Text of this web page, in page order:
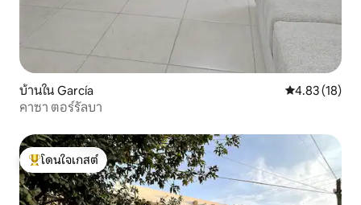
บ้านใน García คะแนนเฉลี่ย
4.83 (18)
คาซา ตอร์รัลบา
โดนใจเกสต์ที่สุด
โดนใจเกสต์